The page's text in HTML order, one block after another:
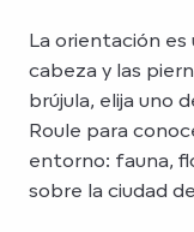
La orientación
cabeza y las
brújula, elija uno
Roule para
entorno: fauna,
sobre la ciudad